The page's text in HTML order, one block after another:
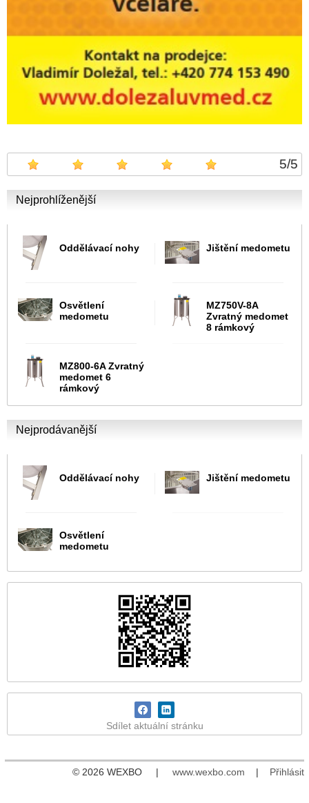
5/5
Nejprohlíženější
Oddělávací nohy Jištění medometu
Osvětlení
medometu
MZ750V-8A
Zvratný medomet
8 rámkový
MZ800-6A Zvratný
medomet 6
rámkový
Nejprodávanější
Oddělávací nohy Jištění medometu
Osvětlení
medometu
Sdílet aktuální stránku
© 2026 WEXBO | www.wexbo.com | Přihlásit